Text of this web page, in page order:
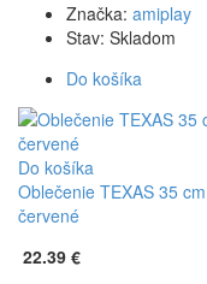
Značka: amiplay
Stav: Skladom
Do košíka
Do košíka
Oblečenie TEXAS 35
červené
22.39 €